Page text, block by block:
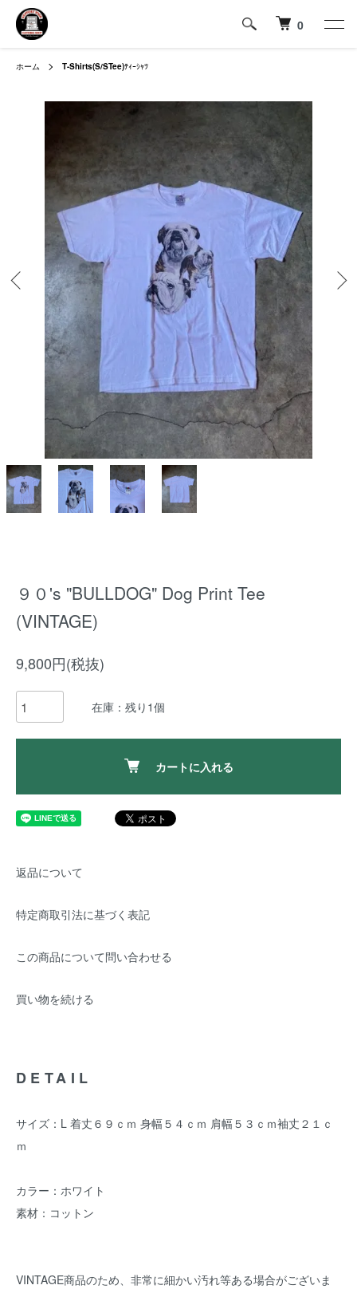
0
ホーム T-Shirts(S/STee)ﾃｨｰｼｬﾂ
９０'s "BULLDOG" Dog Print Tee
(VINTAGE)
9,800円(税抜)
在庫：残り1個
カートに入れる
返品について
特定商取引法に基づく表記
この商品について問い合わせる
買い物を続ける
DETAIL
サイズ：L 着丈６９ｃｍ 身幅５４ｃｍ 肩幅５３ｃｍ袖丈２１ｃ
ｍ
カラー：ホワイト
素材：コットン
VINTAGE商品のため、非常に細かい汚れ等ある場合がございま